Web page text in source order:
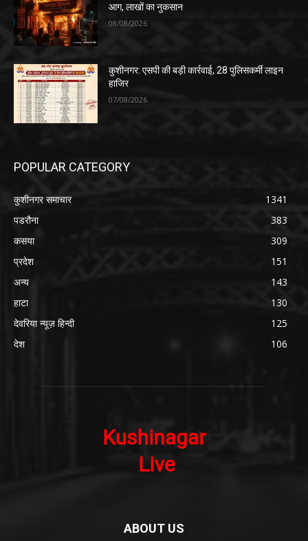
आग, लाखों का नुकसान
08/08/2026
कुशीनगर: एसपी की बड़ी कार्रवाई, 28 पुलिसकर्मी लाइन
हाजिर
07/08/2026
POPULAR CATEGORY
कुशीनगर समाचार
1341
पडरौना
383
कसया
309
प्रदेश
151
अन्य
143
हाटा
130
देवरिया न्यूज़ हिन्दी
125
देश
106
ABOUT US